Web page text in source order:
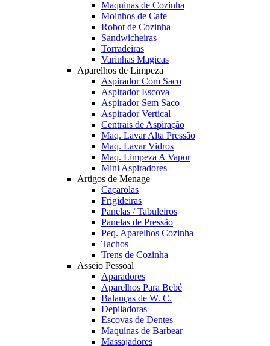
Maquinas de Cozinha
Moinhos de Cafe
Robot de Cozinha
Sandwicheiras
Torradeiras
Varinhas Magicas
Aparelhos de Limpeza
Aspirador Com Saco
Aspirador Escova
Aspirador Sem Saco
Aspirador Vertical
Centrais de Aspiração
Maq. Lavar Alta Pressão
Maq. Lavar Vidros
Maq. Limpeza A Vapor
Mini Aspiradores
Artigos de Menage
Caçarolas
Frigideiras
Panelas / Tabuleiros
Panelas de Pressão
Peq. Aparelhos Cozinha
Tachos
Trens de Cozinha
Asseio Pessoal
Aparadores
Aparelhos Para Bebé
Balanças de W. C.
Depiladoras
Escovas de Dentes
Maquinas de Barbear
Massajadores